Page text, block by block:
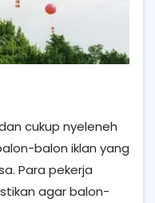
cukup nyeleneh
balon iklan yang
Para pekerja
agar balon-